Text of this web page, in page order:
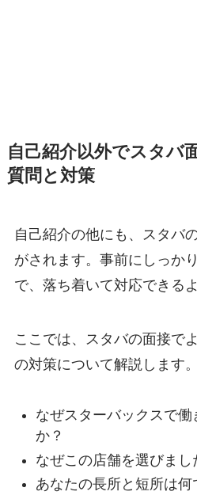
自己紹介以外でスタバ
質問と対策
自己紹介の他にも、スタバ
がされます。事前にしっか
で、落ち着いて対応できる
ここでは、スタバの面接で
の対策について解説します。
なぜスターバックスで
か？
なぜこの店舗を選びまし
あなたの長所と短所は何